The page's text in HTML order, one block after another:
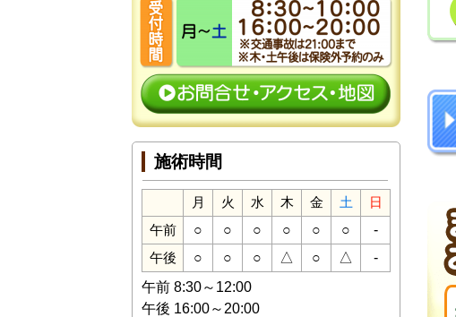
施術時間
月 火 水 木 金 土
日
午前
○ ○ ○ ○ ○ ○ -
午後 ○ ○ ○ △ ○ △
-
午前 8:30～12:00
午後 16:00～20:00